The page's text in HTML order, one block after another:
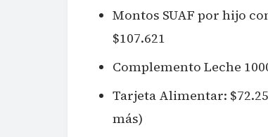
Montos SUAF por hijo
$107.621
Complemento Leche
Tarjeta Alimentar:
más)